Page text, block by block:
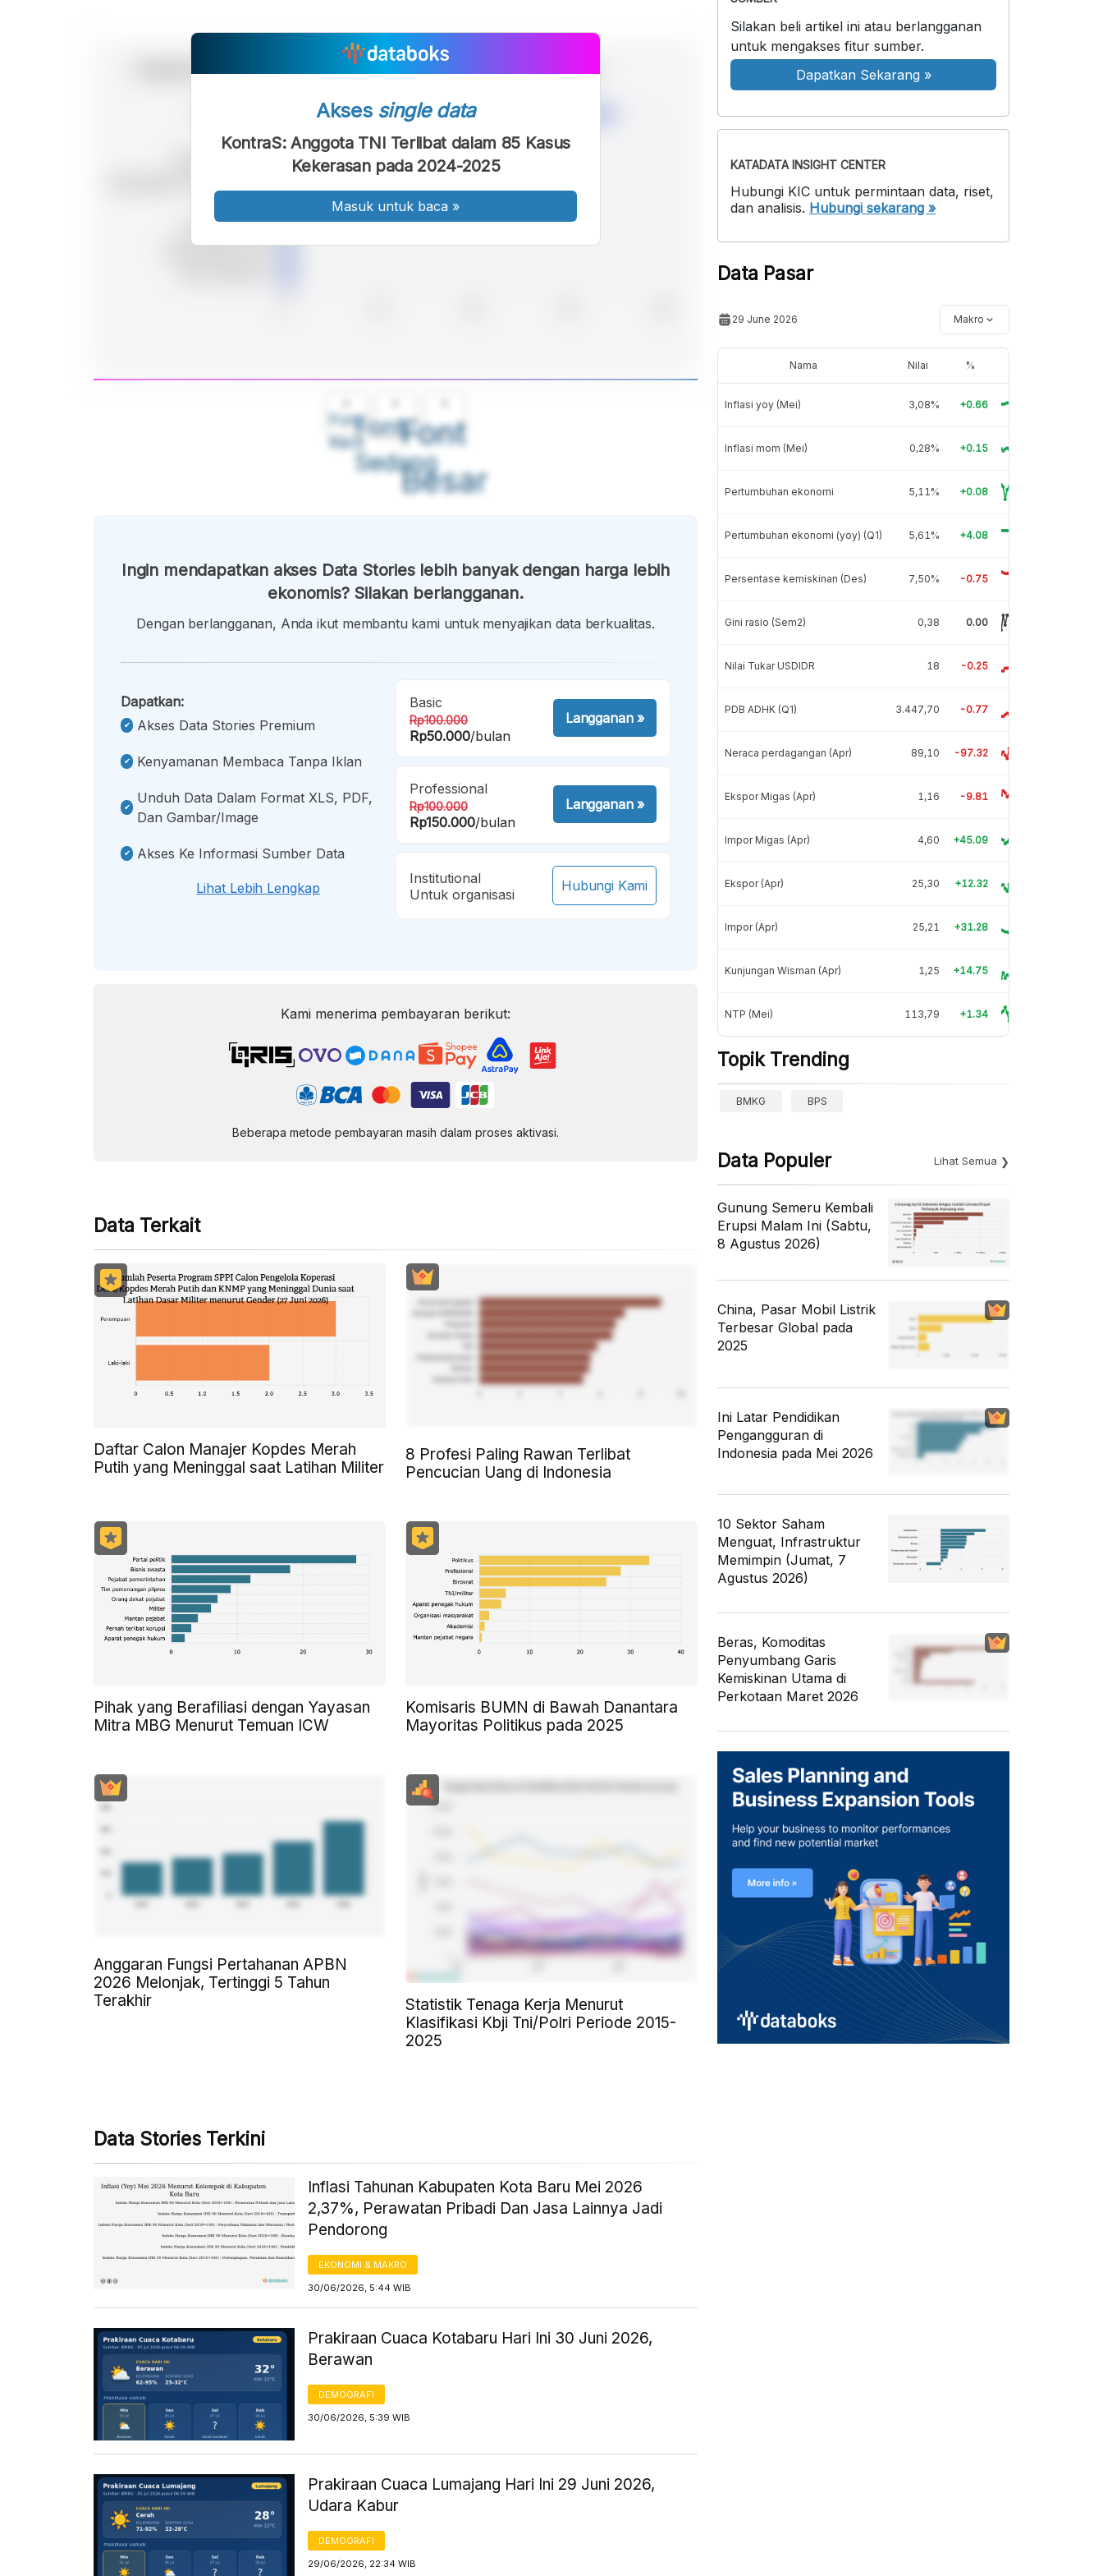
Font
Kecil
Font
Sedang
Font
Besar
Akses single data
KontraS: Anggota TNI Terlibat dalam 85 Kasus
Kekerasan pada 2024-2025
Masuk untuk baca »
Ingin mendapatkan akses Data Stories lebih banyak dengan harga lebih
ekonomis? Silakan berlangganan.
Dengan berlangganan, Anda ikut membantu kami untuk menyajikan data berkualitas.
Dapatkan:
Akses Data Stories Premium
Kenyamanan Membaca Tanpa Iklan
Unduh Data Dalam Format XLS, PDF,
Dan Gambar/image
Akses Ke Informasi Sumber Data
Lihat Lebih Lengkap
Basic
Rp100.000
Rp50.000/bulan
Langganan»
Professional
Rp100.000
Rp150.000/bulan
Langganan»
Institutional
Untuk organisasi
Hubungi Kami
Kami menerima pembayaran berikut:
Beberapa metode pembayaran masih dalam proses aktivasi.
Data Terkait
Daftar Calon Manajer Kopdes Merah
Putih yang Meninggal saat Latihan Militer
8 Profesi Paling Rawan Terlibat
Pencucian Uang di Indonesia
Pihak yang Berafiliasi dengan Yayasan
Mitra MBG Menurut Temuan ICW
Komisaris BUMN di Bawah Danantara
Mayoritas Politikus pada 2025
Anggaran Fungsi Pertahanan APBN
2026 Melonjak, Tertinggi 5 Tahun
Terakhir
Statistik Tenaga Kerja Menurut
Klasifikasi Kbji Tni/Polri Periode 2015-
2025
Data Stories Terkini
Inflasi Tahunan Kabupaten Kota Baru Mei 2026
2,37%, Perawatan Pribadi Dan Jasa Lainnya Jadi
Pendorong
EKONOMI & MAKRO
30/06/2026, 5:44 WIB
Prakiraan Cuaca Kotabaru Hari Ini 30 Juni 2026,
Berawan
DEMOGRAFI
30/06/2026, 5:39 WIB
Prakiraan Cuaca Lumajang Hari Ini 29 Juni 2026,
Udara Kabur
DEMOGRAFI
29/06/2026, 22:34 WIB
Silakan beli artikel ini atau berlangganan
untuk mengakses fitur sumber.
Dapatkan Sekarang »
KATADATA INSIGHT CENTER
Hubungi KIC untuk permintaan data, riset,
dan analisis. Hubungi sekarang »
Data Pasar
29 June 2026 Makro
Nama Nilai %
Inflasi yoy (Mei) 3,08% +0.66
Inflasi mom (Mei) 0,28% +0.15
Pertumbuhan ekonomi 5,11% +0.08
Pertumbuhan ekonomi (yoy) (Q1) 5,61% +4.08
Persentase kemiskinan (Des) 7,50% -0.75
Gini rasio (Sem2) 0,38 0.00
Nilai Tukar USDIDR 18 -0.25
PDB ADHK (Q1) 3.447,70 -0.77
Neraca perdagangan (Apr) 89,10 -97.32
Ekspor Migas (Apr) 1,16 -9.81
Impor Migas (Apr) 4,60 +45.09
Ekspor (Apr) 25,30 +12.32
Impor (Apr) 25,21 +31.28
Kunjungan Wisman (Apr) 1,25 +14.75
NTP (Mei) 113,79 +1.34
Topik Trending
BMKG BPS
Data Populer Lihat Semua
Gunung Semeru Kembali
Erupsi Malam Ini (Sabtu,
8 Agustus 2026)
China, Pasar Mobil Listrik
Terbesar Global pada
2025
Ini Latar Pendidikan
Pengangguran di
Indonesia pada Mei 2026
10 Sektor Saham
Menguat, Infrastruktur
Memimpin (Jumat, 7
Agustus 2026)
Beras, Komoditas
Penyumbang Garis
Kemiskinan Utama di
Perkotaan Maret 2026